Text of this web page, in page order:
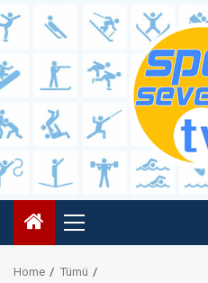
Skip
to
Primary
Menu
Home
Tümü